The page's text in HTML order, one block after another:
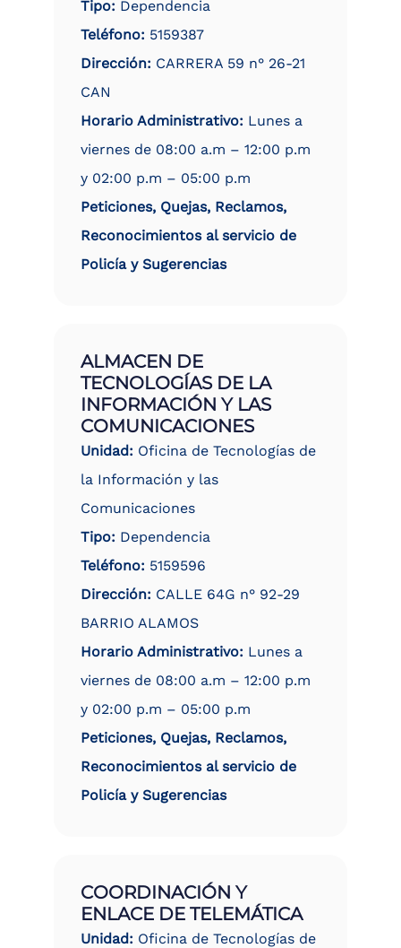
Tipo: Dependencia
Teléfono: 5159387
Dirección: CARRERA 59 n° 26-21
CAN
Horario Administrativo: Lunes a
viernes de 08:00 a.m – 12:00 p.m
y 02:00 p.m – 05:00 p.m
Peticiones, Quejas, Reclamos,
Reconocimientos al servicio de
Policía y Sugerencias
ALMACEN DE
TECNOLOGÍAS DE LA
INFORMACIÓN Y LAS
COMUNICACIONES
Unidad: Oficina de Tecnologías de
la Información y las
Comunicaciones
Tipo: Dependencia
Teléfono: 5159596
Dirección: CALLE 64G n° 92-29
BARRIO ALAMOS
Horario Administrativo: Lunes a
viernes de 08:00 a.m – 12:00 p.m
y 02:00 p.m – 05:00 p.m
Peticiones, Quejas, Reclamos,
Reconocimientos al servicio de
Policía y Sugerencias
COORDINACIÓN Y
ENLACE DE TELEMÁTICA
Unidad: Oficina de Tecnologías de